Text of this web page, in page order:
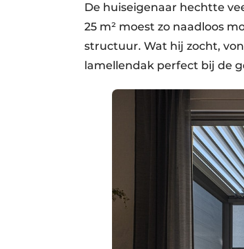
De huiseigenaar hechtte
25 m² moest zo naadloos
structuur. Wat hij zocht,
lamellendak perfect bij de